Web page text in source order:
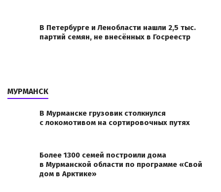
В Петербурге и Ленобласти нашли 2,5 тыс.
партий семян, не внесённых в Госреестр
МУРМАНСК
В Мурманске грузовик столкнулся
с локомотивом на сортировочных путях
Более 1300 семей построили дома
в Мурманской области по программе «Свой
дом в Арктике»